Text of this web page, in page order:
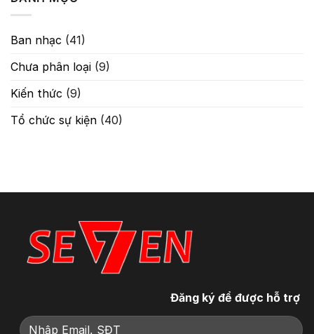
Ban nhạc (41)
Chưa phân loại (9)
Kiến thức (9)
Tổ chức sự kiện (40)
Đăng ký để được hỗ trợ